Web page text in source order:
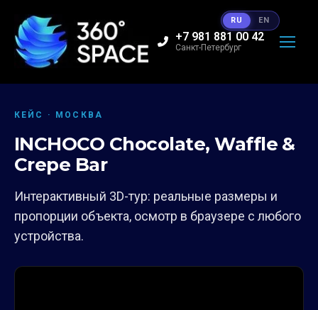
+7 981 881 00 42
Санкт-Петербург
КЕЙС · МОСКВА
INCHOCO Chocolate, Waffle &
Crepe Bar
Интерактивный 3D-тур: реальные размеры и
пропорции объекта, осмотр в браузере с любого
устройства.
RU EN